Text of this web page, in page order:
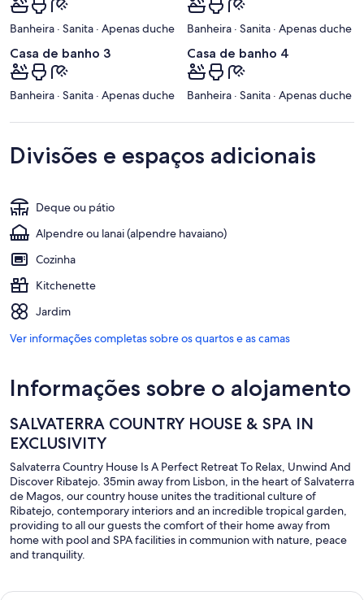
Banheira · Sanita · Apenas duche Banheira · Sanita · Apenas duche
Casa de banho 3
Banheira · Sanita · Apenas duche
Casa de banho 4
Banheira · Sanita · Apenas duche
Divisões e espaços adicionais
Deque ou pátio
Alpendre ou lanai (alpendre havaiano)
Cozinha
Kitchenette
Jardim
Ver informações completas sobre os quartos e as camas
Informações sobre o alojamento
SALVATERRA COUNTRY HOUSE & SPA IN
EXCLUSIVITY
Salvaterra Country House Is A Perfect Retreat To Relax, Unwind And
Discover Ribatejo. 35min away from Lisbon, in the heart of Salvaterra
de Magos, our country house unites the traditional culture of
Ribatejo, contemporary interiors and an incredible tropical garden,
providing to all our guests the comfort of their home away from
home with pool and SPA facilities in communion with nature, peace
and tranquility.